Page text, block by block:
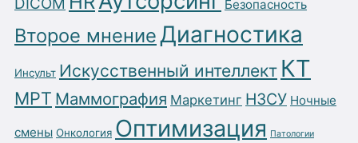
Безопасность
Второе мнениеДиагностика
Инсульт Искусственный интеллект КТ
МРТ Маммография Маркетинг НЗСУ Ночные
смены Онкология Оптимизация Патологии